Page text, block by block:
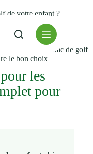
de votre enfant ?
enfants
les
pour